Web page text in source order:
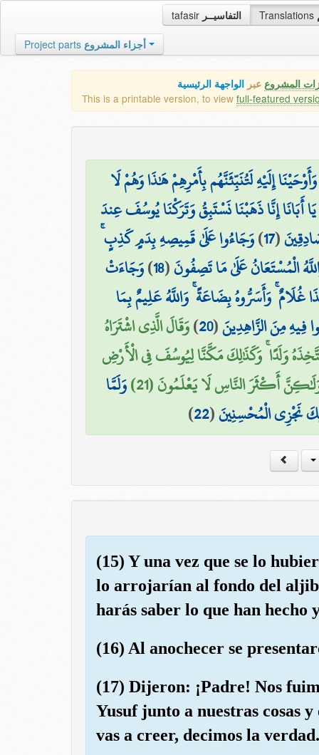
tafasir التفاسيــر Translations
Project parts أجزاء المشروع
المشروع عبر الواجهة الرئيسية
This is a printable version, to view full-featured
إِلَيْهِ لَتُنَبِّئَنَّهُم بِأَمْرِهِمْ هَٰذَا وَهُمْ لَا
يَا أَبَانَا إِنَّا ذَهَبْنَا نَسْتَبِقُ وَتَرَكْنَا يُوسُفَ عِندَ
(
17
)وَجَاءُوا عَلَىٰ قَمِيصِهِ بِدَمٍ كَذِبٍ ۚ
الْمُسْتَعَانُ عَلَىٰ مَا تَصِفُونَ(
18
)وَجَاءَتْ
غُلَامٌ ۚ وَأَسَرُّوهُ بِضَاعَةً ۚ وَاللَّهُ عَلِيمٌ بِمَا
فِيهِ مِنَ الزَّاهِدِينَ(
20
)وَقَالَ الَّذِي اشْتَرَاهُ
وَلَدًا ۚ وَكَذَٰلِكَ مَكَّنَّا لِيُوسُفَ فِي الْأَرْضِ
أَكْثَرَ النَّاسِ لَا يَعْلَمُونَ (21)
وَلَمَّا
نَجْزِي الْمُحْسِنِينَ(
22
)
(15) Y una vez que se lo
lo arrojarían al fondo del
harás saber lo que han hecho
(16) Al anochecer se
(17) Dijeron: ¡Padre! Nos
Yusuf junto a nuestras cosas
vas a creer, decimos la verdad.